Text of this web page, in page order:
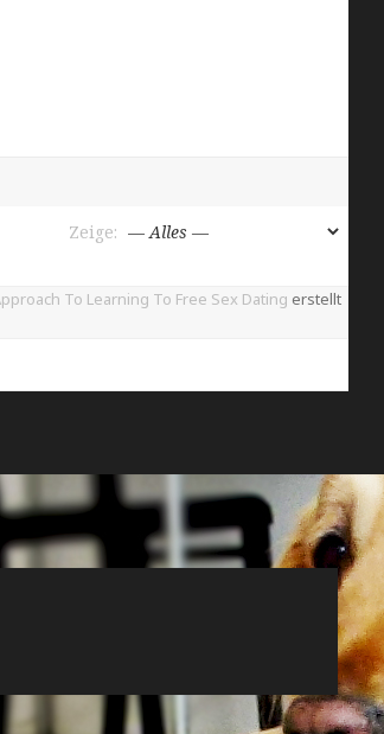
Zeige:
To Learning To Free Sex Dating erstellt